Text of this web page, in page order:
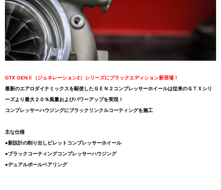
GTX GENⅡ（ジェネレーション2）シリーズにブラックエディション新登場！
最新のエアロダイナミックスを駆使したＧＥＮ２コンプレッサーホイールは従来のＧＴＸシリ
ーズより最大２０％風量およびパワーアップを実現！
コンプレッサーハウジングにブラックリンクルコーティングを施工
主な仕様
●新設計の削り出しビレットコンプレッサーホイール
●ブラックコーティングコンプレッサーハウジング
●デュアルボールベアリング